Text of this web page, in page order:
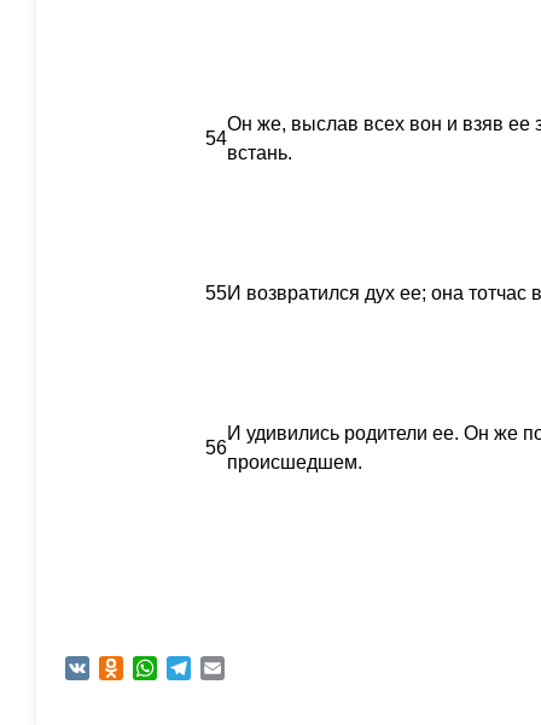
54
Он же, выслав всех вон и взяв ее
встань.
55И возвратился дух ее; она тотчас
56
И удивились родители ее. Он же
происшедшем.
VK Odnoklassniki
WhatsAppTelegram